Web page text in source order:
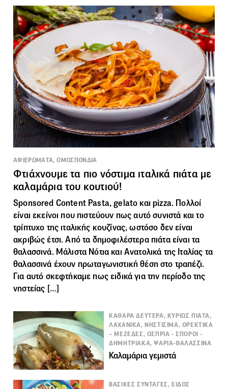
ΑΦΙΕΡΩΜΑΤΑ, ΟΜΟΣΠΟΝΔΙΑ
Φτιάχνουμε τα πιο νόστιμα ιταλικά πιάτα με
καλαμάρια του κουτιού!
Sponsored Content Pasta, gelato και pizza. Πολλοί
είναι εκείνοι που πιστεύουν πως αυτό συνιστά και το
τρίπτυχο της ιταλικής κουζίνας, ωστόσο δεν είναι
ακριβώς έτσι. Από τα δημοφιλέστερα πιάτα είναι τα
θαλασσινά. Μάλιστα Νότια και Ανατολικά της Ιταλίας τα
θαλασσινά έχουν πρωταγωνιστική θέση στο τραπέζι.
Για αυτό σκεφτήκαμε πως ειδικά για την περίοδο της
νηστείας […]
ΚΑΘΑΡΑ ΔΕΥΤΕΡΑ, ΚΥΡΙΩΣ ΠΙΑΤΑ,
ΛΑΧΑΝΙΚΑ, ΝΗΣΤΙΣΙΜΑ, ΟΡΕΚΤΙΚΑ
– ΜΕΖΕΔΕΣ, ΟΣΠΡΙΑ - ΣΠΟΡΟΙ -
ΔΗΜΗΤΡΙΑΚΑ, ΨΑΡΙΑ-ΘΑΛΑΣΣΙΝΑ
Καλαμάρια γεμιστά
ΒΑΣΙΚΕΣ ΣΥΝΤΑΓΕΣ, ΕΙΔΟΣ